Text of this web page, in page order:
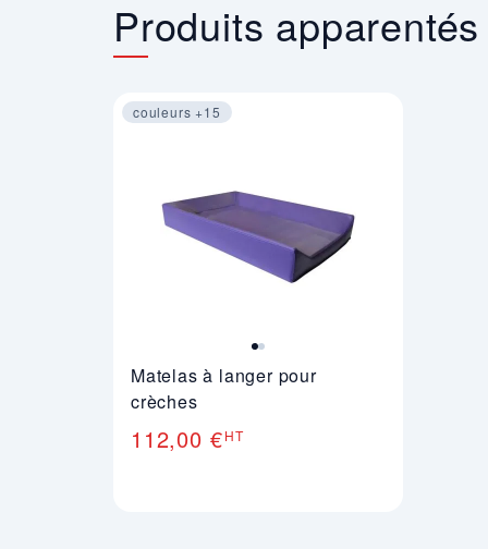
Produits apparentés
couleurs +15
Matelas à langer pour
crèches
112,00 €HT